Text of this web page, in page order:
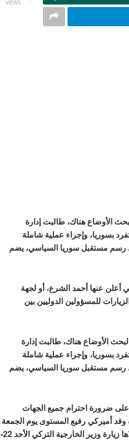
VIEWS
الأوضاع هناك، طالبت إدارة
بسوريا، وإجراء عملية شاملة
رسم مستقبل سوريا السياسي، يضم
عنها أحمد الشرع، أو لجهة
للمسؤولين الدوليين بين
الأوضاع هناك، طالبت إدارة
بسوريا، وإجراء عملية شاملة
رسم مستقبل سوريا السياسي، يضم
على ضرورة احترام جميع الجهات
وفد أميركي رفيع المستوى يوم الجمعة
20-12-2024 إلى دمشق ولقائه مع أحمد الشرع في أحد الفنادق في دمشق، تلاها زيارة وزير الخارجية التركي الأحد 22-